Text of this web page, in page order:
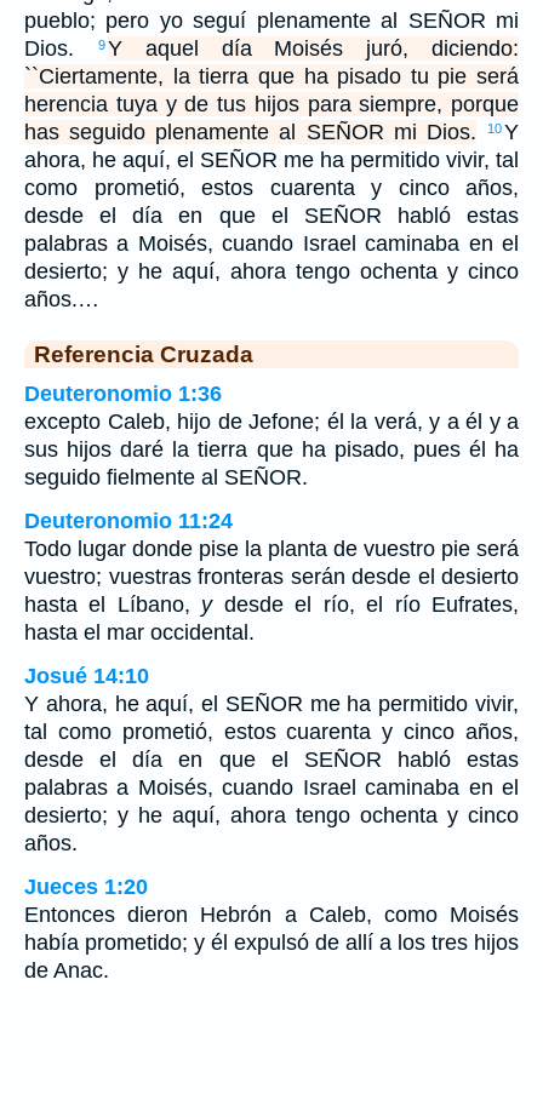
pueblo; pero yo seguí plenamente al SEÑOR mi
Dios.
9Y aquel día Moisés juró, diciendo:
``Ciertamente, la tierra que ha pisado tu pie será
herencia tuya y de tus hijos para siempre, porque
has seguido plenamente al SEÑOR mi Dios.
10Y
ahora, he aquí, el SEÑOR me ha permitido vivir, tal
como prometió, estos cuarenta y cinco años,
desde el día en que el SEÑOR habló estas
palabras a Moisés, cuando Israel caminaba en el
desierto; y he aquí, ahora tengo ochenta y cinco
años.…
Referencia Cruzada
Deuteronomio 1:36
excepto Caleb, hijo de Jefone; él la verá, y a él y a
sus hijos daré la tierra que ha pisado, pues él ha
seguido fielmente al SEÑOR.
Deuteronomio 11:24
Todo lugar donde pise la planta de vuestro pie será
vuestro; vuestras fronteras serán desde el desierto
hasta el Líbano, ydesde el río, el río Eufrates,
hasta el mar occidental.
Josué 14:10
Y ahora, he aquí, el SEÑOR me ha permitido vivir,
tal como prometió, estos cuarenta y cinco años,
desde el día en que el SEÑOR habló estas
palabras a Moisés, cuando Israel caminaba en el
desierto; y he aquí, ahora tengo ochenta y cinco
años.
Jueces 1:20
Entonces dieron Hebrón a Caleb, como Moisés
había prometido; y él expulsó de allí a los tres hijos
de Anac.